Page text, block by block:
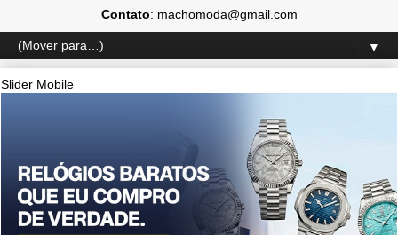
Contato: machomoda@gmail.com
▼
Slider Mobile